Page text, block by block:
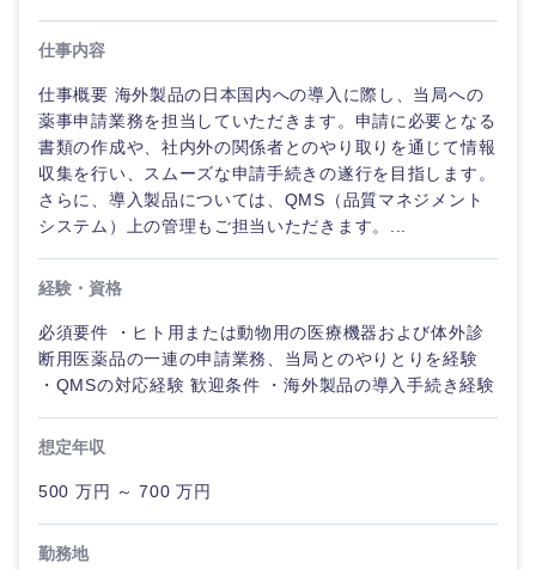
ご希望の職種を選択してください
経営企
画・事業
企画
すべての経営企画・事業企
ご希望の職種を選択してください
経営企画・事業企画
経営ボード
ご希望の業界を選択してください
商社・卸
ご希望の勤務地を選択してください
北海道・東北地方
ご希望条件を入力ください
希望年収
仕事内容
仕事概要 海外製品の日本国内への導入に際し、当局への
薬事申請業務を担当していただきます。申請に必要となる
書類の作成や、社内外の関係者とのやり取りを通じて情報
収集を行い、スムーズな申請手続きの遂行を目指します。
さらに、導入製品については、QMS（品質マネジメント
システム）上の管理もご担当いただきます。...
経験・資格
必須要件 ・ヒト用または動物用の医療機器および体外診
断用医薬品の一連の申請業務、当局とのやりとりを経験
・QMSの対応経験 歓迎条件 ・海外製品の導入手続き経験
想定年収
500 万円 ～ 700 万円
勤務地